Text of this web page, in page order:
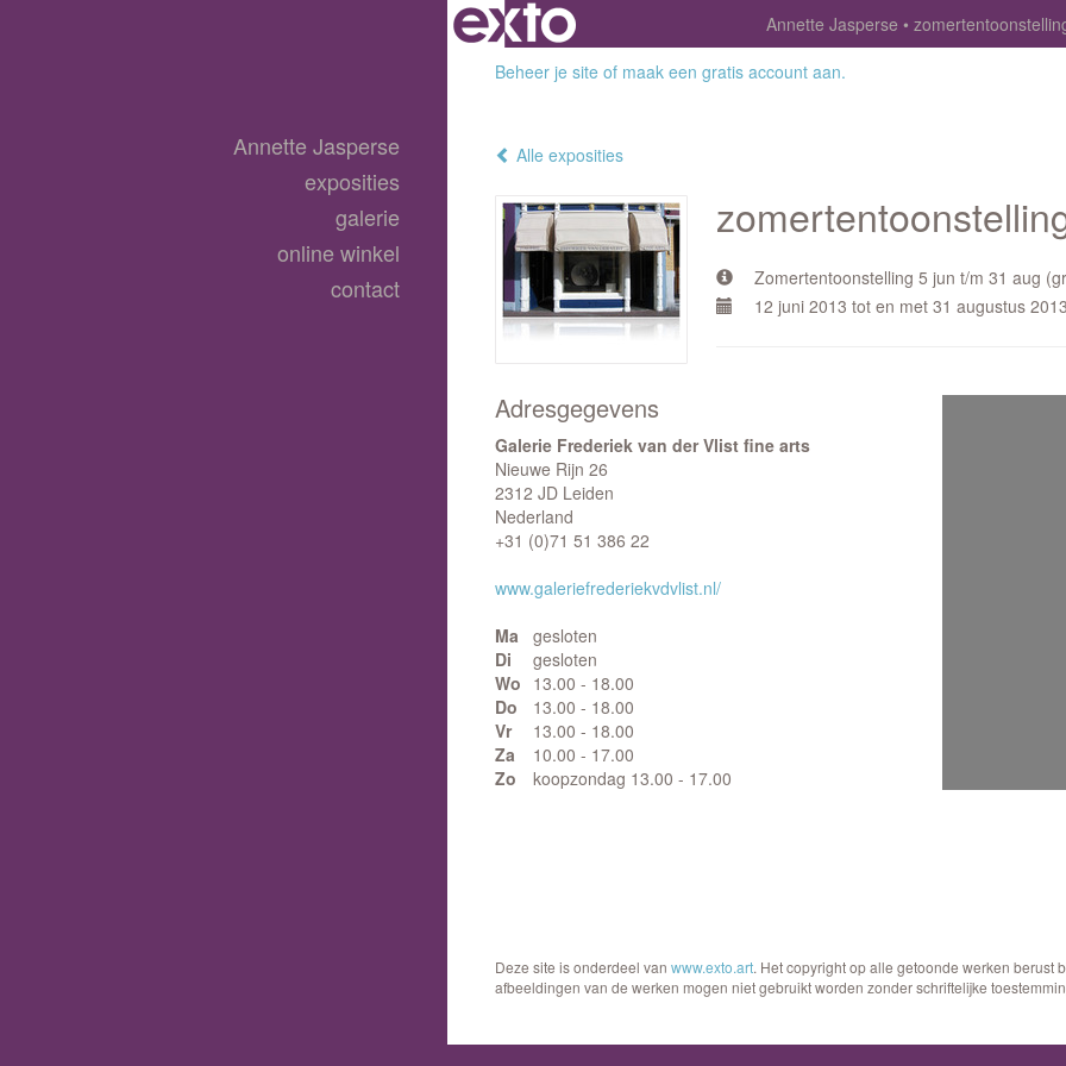
Annette Jasperse
Beheer je site of maak een gratis account aan.
Alle exposities
Zomertentoonstelling 5 jun t/m 31 aug
12 juni 2013 tot en met 31 augustus 2013
Adresgegevens
Galerie Frederiek van der Vlist fine arts
Nieuwe Rijn 26
2312 JD Leiden
Nederland
+31 (0)71 51 386 22
www.galeriefrederiekvdvlist.nl/
Ma
gesloten
Di
gesloten
Wo 13.00 - 18.00
Do
13.00 - 18.00
Vr
13.00 - 18.00
Za
10.00 - 17.00
Zo
koopzondag 13.00 - 17.00
Annette Jasperse
exposities
galerie
online winkel
contact
Deze site is onderdeel van www.exto.art. Het copyright op alle getoonde werken berust
afbeeldingen van de werken mogen niet gebruikt worden zonder schriftelijke